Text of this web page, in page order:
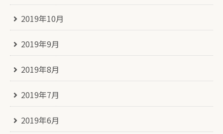
2019年10月
2019年9月
2019年8月
2019年7月
2019年6月